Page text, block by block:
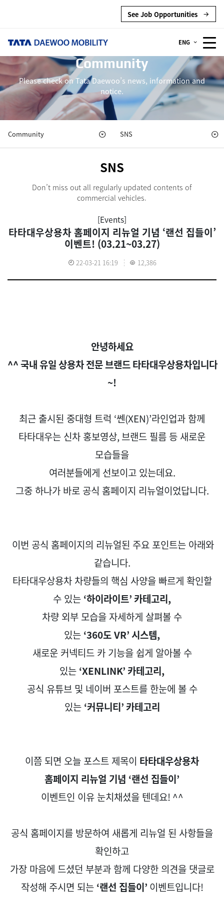
See Job Opportunities
ENG
Community
Please check on Tata Daewoo’s news, information and
notice.
Community SNS
SNS
Don’t miss out all regularly updated contents of
commercial vehicles.
[Events]
타타대우상용차 홈페이지 리뉴얼 기념 ‘랜선 집들이’
이벤트! (03.21~03.27)
22-03-21 16:19 12,386
안녕하세요
^^국내유일상용차전문브랜드타타대우상용차입니다
~!
최근 출시된 중대형 트럭 ‘쎈(XEN)’라인업과 함께
타타대우는 신차 홍보영상,브랜드 필름 등 새로운
모습들을
여러분들에게 선보이고 있는데요.
그중 하나가 바로 공식 홈페이지 리뉴얼이었답니다.
이번 공식 홈페이지의 리뉴얼된 주요 포인트는 아래와
같습니다.
타타대우상용차 차량들의 핵심 사양을 빠르게 확인할
수 있는 ‘하이라이트’ 카테고리,
차량 외부 모습을 자세하게 살펴볼 수
있는 ‘360도VR’시스템,
새로운 커넥티드 카 기능을 쉽게 알아볼 수
있는 ‘XENLINK’ 카테고리,
공식 유튜브 및 네이버 포스트를 한눈에 볼 수
있는 ‘커뮤니티’ 카테고리
이쯤 되면 오늘 포스트 제목이 타타대우상용차
홈페이지 리뉴얼 기념 ‘랜선 집들이’
이벤트인 이유 눈치채셨을 텐데요! ^^
공식 홈페이지를 방문하여 새롭게 리뉴얼 된 사항들을
확인하고
가장 마음에 드셨던 부분과 함께 다양한 의견을 댓글로
작성해 주시면 되는 ‘랜선 집들이’ 이벤트입니다!